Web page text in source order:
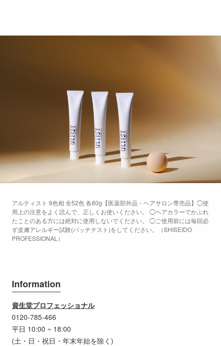
アルティスト 9色相 全52色 各80g【医薬部外品・ヘアサロン専売品】◯使
用上の注意をよく読んで、正しくお使いください。 ◯ヘアカラーでかぶれ
たことのある方には絶対に使用しないでください。 ◯ご使用前には毎回必
ず皮膚アレルギー試験(パッチテスト)をしてください。（SHISEIDO
PROFESSIONAL）
Information
資生堂プロフェッショナル
0120-785-466
平日 10:00 ~ 18:00
(土・日・祝日・年末年始を除く)